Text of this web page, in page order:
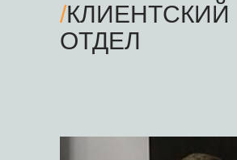
/КЛИЕНТСКИЙ
ОТДЕЛ